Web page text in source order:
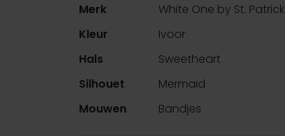
Merk
White One by St. Patrick
Kleur
Ivoor
Hals
Sweetheart
Silhouet
Mermaid
Mouwen
Bandjes